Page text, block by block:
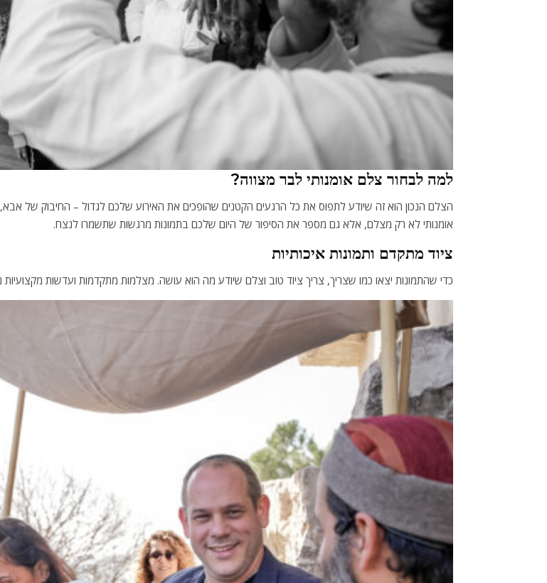
למה לבחור צלם אומנותי לבר מצווה?
הצלם הנכון הוא זה שיודע לתפוס את כל הרגעים הקטנים שהופכים את האירוע שלכם לגדול – החיבוק של
אומנותי לא רק מצלם, אלא גם מספר את הסיפור של היום שלכם בתמונות מרגשות שתשמרו לנצח.
ציוד מתקדם ותמונות איכותיות
כדי שהתמונות יצאו כמו שצריך, צריך ציוד טוב וצלם שיודע מה הוא עושה. מצלמות מתקדמות ועדשות